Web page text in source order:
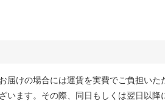
けの場合には運賃を実費でご負担いた
ます。その際、同日もしくは翌日以降